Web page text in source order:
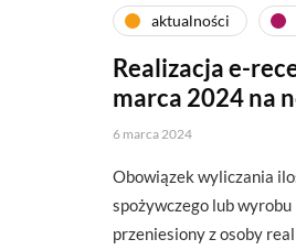
aktualności
Realizacja e-
marca 2024 na
6 marca 2024
Obowiązek wyliczania
spożywczego lub
przeniesiony z osoby